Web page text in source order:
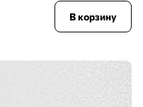
В корзину